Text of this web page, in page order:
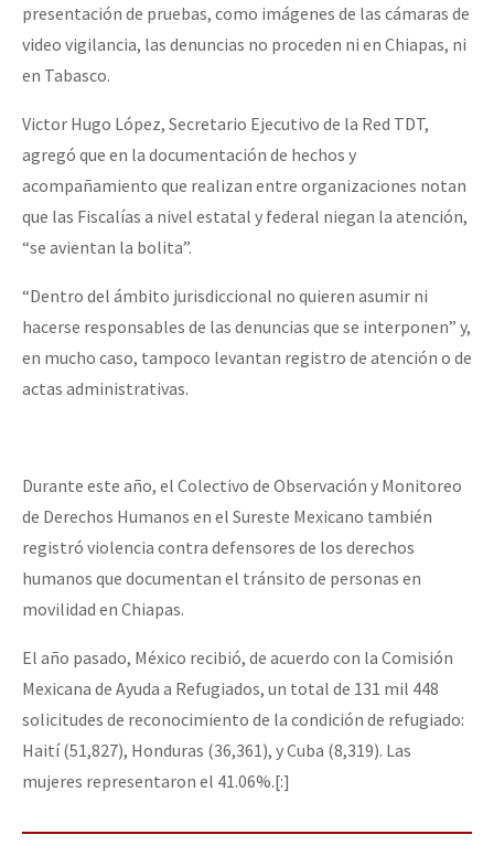
presentación de pruebas, como imágenes de las cámaras de
video vigilancia, las denuncias no proceden ni en Chiapas, ni
en Tabasco.
Victor Hugo López, Secretario Ejecutivo de la Red TDT,
agregó que en la documentación de hechos y
acompañamiento que realizan entre organizaciones notan
que las Fiscalías a nivel estatal y federal niegan la atención,
“se avientan la bolita”.
“Dentro del ámbito jurisdiccional no quieren asumir ni
hacerse responsables de las denuncias que se interponen” y,
en mucho caso, tampoco levantan registro de atención o de
actas administrativas.
Durante este año, el Colectivo de Observación y Monitoreo
de Derechos Humanos en el Sureste Mexicano también
registró violencia contra defensores de los derechos
humanos que documentan el tránsito de personas en
movilidad en Chiapas.
El año pasado, México recibió, de acuerdo con la Comisión
Mexicana de Ayuda a Refugiados, un total de 131 mil 448
solicitudes de reconocimiento de la condición de refugiado:
Haití (51,827), Honduras (36,361), y Cuba (8,319). Las
mujeres representaron el 41.06%.[:]